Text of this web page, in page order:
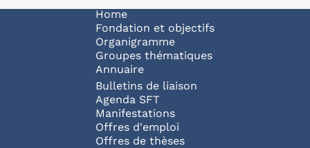
Navigation principale
Home
Fondation et objectifs
Organigramme
Groupes thématiques
Annuaire
Bulletins de liaison
Agenda SFT
Manifestations
Offres d'emploi
Offres de thèses